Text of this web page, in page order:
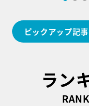
ピックアップ記
ラン